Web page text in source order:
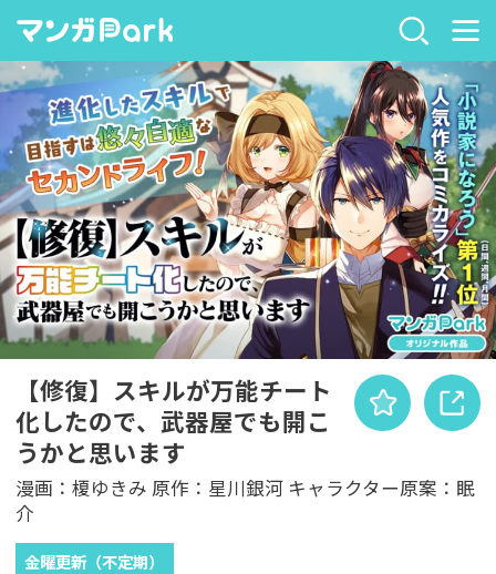
【修復】スキルが万能チート
化したので、武器屋でも開こ
うかと思います
漫画：榎ゆきみ 原作：星川銀河 キャラクター原案：眠
介
金曜更新（不定期）